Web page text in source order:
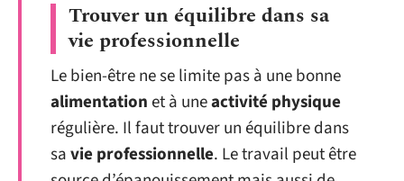
Trouver un équilibre dans sa
vie professionnelle
Le bien-être ne se limite pas à une bonne
alimentationet à uneactivité physique
régulière. Il faut trouver un équilibre dans
savie professionnelle. Le travail peut être